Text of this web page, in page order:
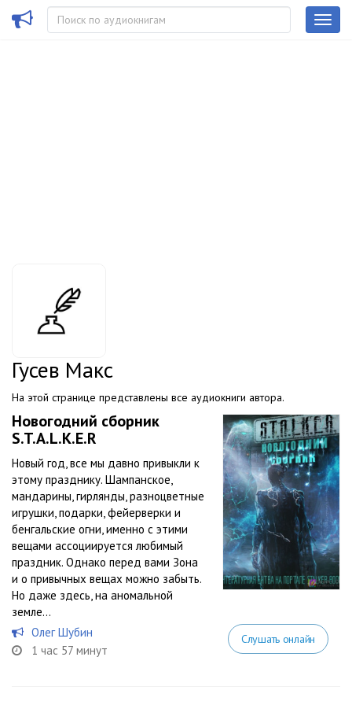
Гусев Макс
На этой странице представлены все аудиокниги автора.
Новогодний сборник
S.T.A.L.K.E.R
Новый год, все мы давно привыкли к
этому празднику. Шампанское,
мандарины, гирлянды, разноцветные
игрушки, подарки, фейерверки и
бенгальские огни, именно с этими
вещами ассоциируется любимый
праздник. Однако перед вами Зона
и о привычных вещах можно забыть.
Но даже здесь, на аномальной
земле...
Олег Шубин
1 час 57 минут
Слушать онлайн